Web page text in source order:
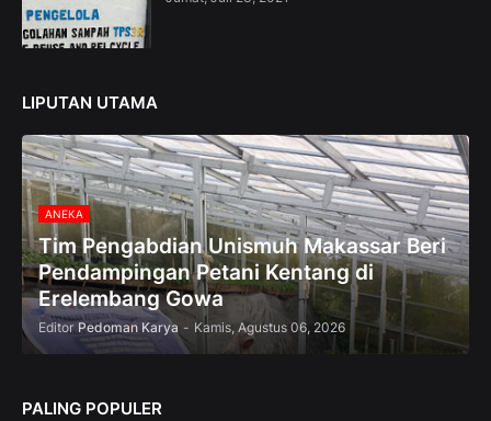
U
p
t
0
%
O
f
f
LIPUTAN UTAMA
ANEKA
Tim Pengabdian Unismuh Makassar Beri
Pendampingan Petani Kentang di
Erelembang Gowa
Editor Pedoman Karya - Kamis, Agustus 06, 2026
PALING POPULER